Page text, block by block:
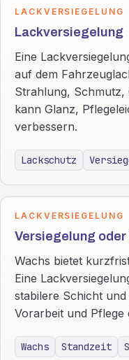
LACKVERSIEGELUNG
Lackversiegelung
Eine
auf dem
Strahlung, Schmutz,
kann Glanz,
verbessern.
Lackschutz
LACKVERSIEGELUNG
Versiegelung oder
Wachs bietet
Eine
stabilere Schicht
Vorarbeit und Pflege
Wachs Standzeit